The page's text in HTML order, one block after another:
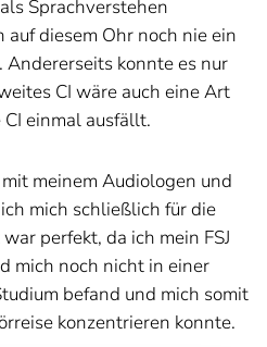
Sprachverstehen
diesem Ohr noch nie ein
konnte es nur
CI wäre auch eine Art
CI einmal ausfällt.
meinem Audiologen und
mich schließlich für die
perfekt, da ich mein FSJ
mich noch nicht in einer
befand und mich somit
konzentrieren konnte.